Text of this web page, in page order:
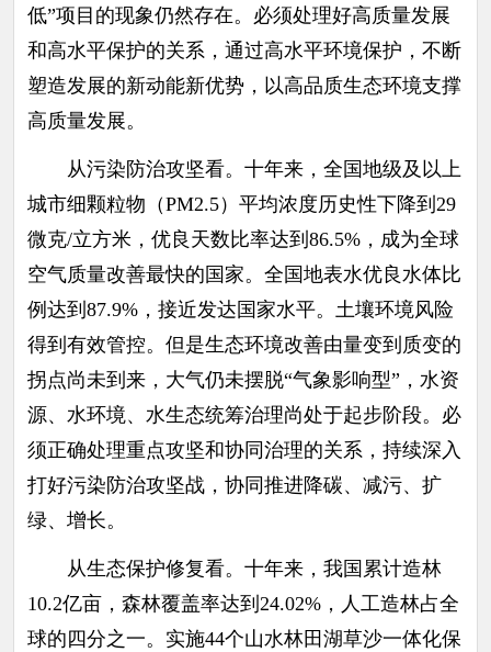
低”项目的现象仍然存在。必须处理好高质量发展
和高水平保护的关系，通过高水平环境保护，不断
塑造发展的新动能新优势，以高品质生态环境支撑
高质量发展。
从污染防治攻坚看。十年来，全国地级及以上
城市细颗粒物（PM2.5）平均浓度历史性下降到29
微克/立方米，优良天数比率达到86.5%，成为全球
空气质量改善最快的国家。全国地表水优良水体比
例达到87.9%，接近发达国家水平。土壤环境风险
得到有效管控。但是生态环境改善由量变到质变的
拐点尚未到来，大气仍未摆脱“气象影响型”，水资
源、水环境、水生态统筹治理尚处于起步阶段。必
须正确处理重点攻坚和协同治理的关系，持续深入
打好污染防治攻坚战，协同推进降碳、减污、扩
绿、增长。
从生态保护修复看。十年来，我国累计造林
10.2亿亩，森林覆盖率达到24.02%，人工造林占全
球的四分之一。实施44个山水林田湖草沙一体化保